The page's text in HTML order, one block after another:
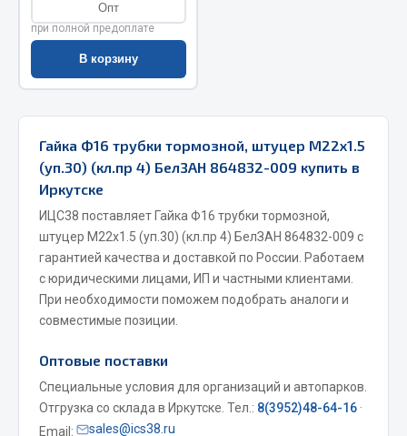
Весь раздел
Запчасти МАЗ
Подвеска
Тормозная система
Двери
Окно ветровое
Двигатель
Электрооборудование
Показать ещё
Запчасти Урал
Опт
при полной предоплате
В корзину
Гайка Ф16 трубки тормозной, штуцер М22х1.5
(уп.30) (кл.пр 4) БелЗАН 864832-009 купить в
Иркутске
ИЦС38 поставляет Гайка Ф16 трубки тормозной,
штуцер М22х1.5 (уп.30) (кл.пр 4) БелЗАН 864832-009 с
гарантией качества и доставкой по России. Работаем
с юридическими лицами, ИП и частными клиентами.
При необходимости поможем подобрать аналоги и
совместимые позиции.
Оптовые поставки
Специальные условия для организаций и автопарков.
Отгрузка со склада в Иркутске. Тел.: 8(3952)48-64-16 ·
Email:
sales@ics38.ru